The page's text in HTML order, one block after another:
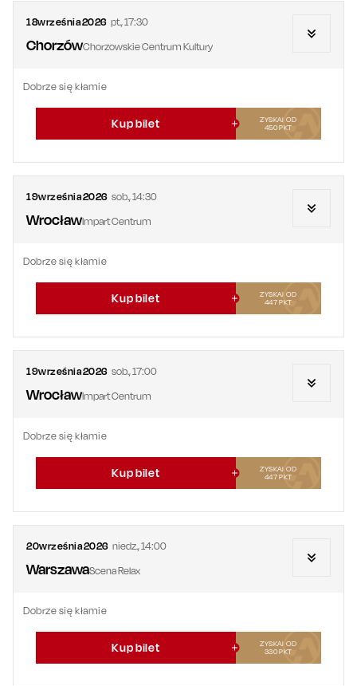
18września2026 pt.,17:30
ChorzówChorzowskie Centrum Kultury
Dobrze się kłamie
Kup bilet
ZYSKAJ OD
450PKT
19września2026 sob.,14:30
WrocławImpart Centrum
Dobrze się kłamie
Kup bilet
ZYSKAJ OD
447PKT
19września2026 sob.,17:00
WrocławImpart Centrum
Dobrze się kłamie
Kup bilet
ZYSKAJ OD
447PKT
20września2026 niedz.,14:00
WarszawaScena Relax
Dobrze się kłamie
Kup bilet
ZYSKAJ OD
330PKT